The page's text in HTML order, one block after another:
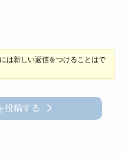
は新しい返信をつけることはで
投稿する